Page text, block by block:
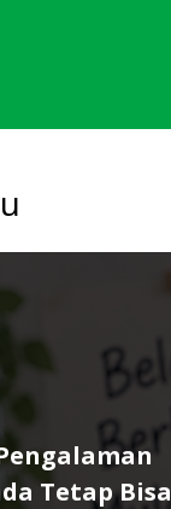
Tetap Bisa